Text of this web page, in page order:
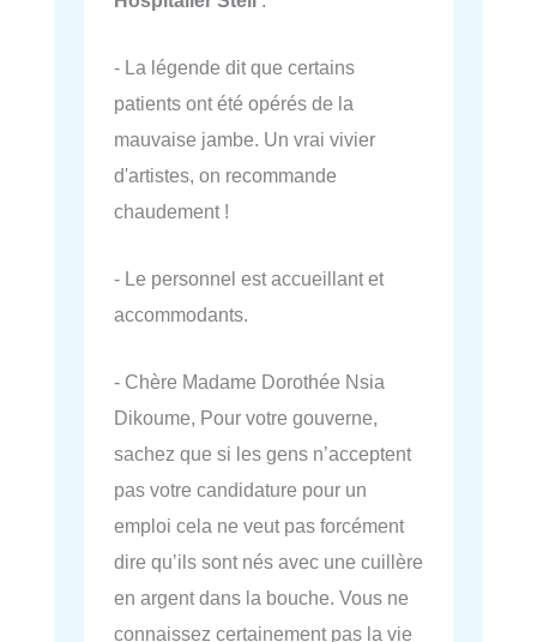
- La légende dit que certains
patients ont été opérés de la
mauvaise jambe. Un vrai vivier
d'artistes, on recommande
chaudement !
- Le personnel est accueillant et
accommodants.
- Chère Madame Dorothée Nsia
Dikoume, Pour votre gouverne,
sachez que si les gens n’acceptent
pas votre candidature pour un
emploi cela ne veut pas forcément
dire qu’ils sont nés avec une cuillère
en argent dans la bouche. Vous ne
connaissez certainement pas la vie